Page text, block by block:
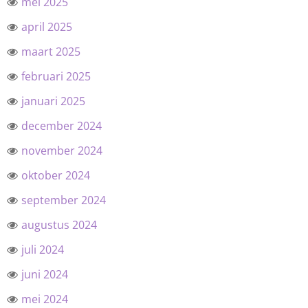
april 2025
maart 2025
februari 2025
januari 2025
december 2024
november 2024
oktober 2024
september 2024
augustus 2024
juli 2024
juni 2024
mei 2024